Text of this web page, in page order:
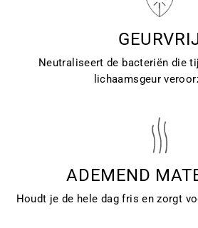
Neutraliseert de bacteriën die
lichaamsgeur
ADEMEND
Houdt je de hele dag fris en zorgt